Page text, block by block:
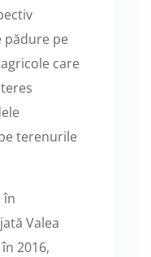
pădure pe
care
terenurile
în
Valea
2016,